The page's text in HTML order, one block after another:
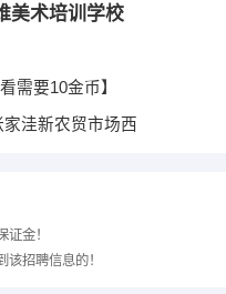
美术培训学校
看需要10金币】
洼新农贸市场西
金！
该招聘信息的！